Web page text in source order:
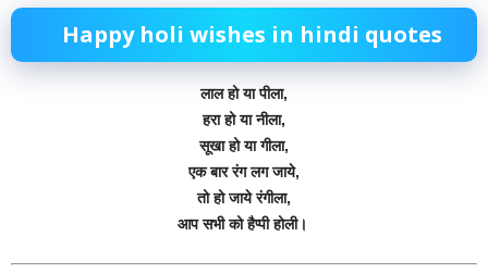
Happy holi wishes in hindi quotes
लाल हो या पीला,
हरा हो या नीला,
सूखा हो या गीला,
एक बार रंग लग जाये,
तो हो जाये रंगीला,
आप सभी को हैप्पी होली।